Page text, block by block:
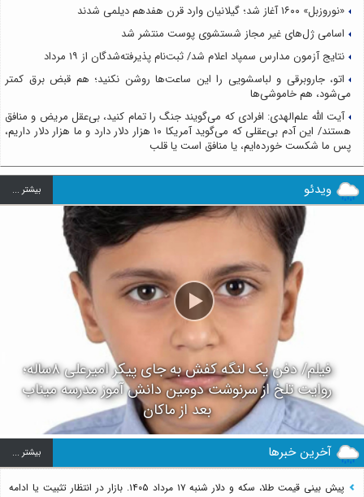
«نوروزبل» ۱۶۰۰ آغاز شد؛ گیلانیان وارد قرن هفدهم دیلمی شدند
اسامی ژل‌های غیر مجاز شستشوی پوست منتشر شد
نتایج آزمون مدارس سمپاد اعلام شد/ ثبت‌نام پذیرفته‌شدگان از ۱۹ مرداد
اتو، جاروبرقی و لباسشویی را این ساعت‌ها روشن نکنید؛ هم قبض برق کمتر
می‌شود، هم خاموشی‌ها
آیت الله علم‌الهدی: افرادی که می‌گویند جنگ را تمام کنید، بی‌عقل مریض و منافق
هستند/ این آدم بی‌عقلی که می‌گوید آمریکا ۱۰ هزار دلار دارد و ما هزار دلار داریم،
پس ما شکست خورده‌ایم، یا منافق است یا قلب
ویدئو بيشتر ...
فیلم/ دفن یک لنگه کفش به جای پیکر امیرعلی ۸ساله؛
روایت تلخ از سرنوشت دومین دانش آموز مدرسه میناب
بعد از ماکان
آخرین خبرها بيشتر ...
پیش بینی قیمت طلا، سکه و دلار شنبه ۱۷ مرداد ۱۴۰۵. بازار در انتظار تثبیت یا ادامه